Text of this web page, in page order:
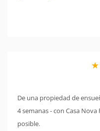
De una propiedad de
4 semanas - con Casa
posible.